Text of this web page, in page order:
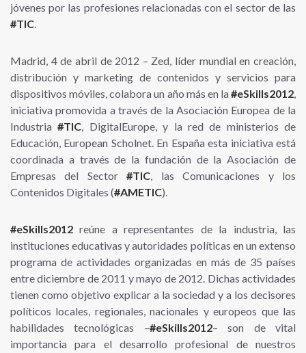
jóvenes por las profesiones relacionadas con el sector de las
#TIC.
Madrid, 4 de abril de 2012 – Zed, líder mundial en creación,
distribución y marketing de contenidos y servicios para
dispositivos móviles, colabora un año más en la #eSkills2012,
iniciativa promovida a través de la Asociación Europea de la
Industria#TIC, DigitalEurope, y la red de ministerios de
Educación, European Scholnet. En España esta iniciativa está
coordinada a través de la fundación de la Asociación de
Empresas del Sector#TIC, las Comunicaciones y los
Contenidos Digitales (#AMETIC).
#eSkills2012 reúne a representantes de la industria, las
instituciones educativas y autoridades políticas en un extenso
programa de actividades organizadas en más de 35 países
entre diciembre de 2011 y mayo de 2012. Dichas actividades
tienen como objetivo explicar a la sociedad y a los decisores
políticos locales, regionales, nacionales y europeos que las
habilidades tecnológicas –#eSkills2012– son de vital
importancia para el desarrollo profesional de nuestros